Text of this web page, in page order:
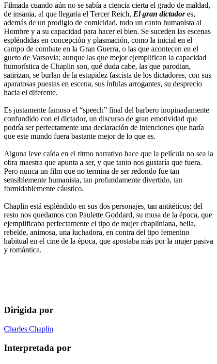
Filmada cuando aún no se sabía a ciencia cierta el grado de maldad,
de insania, al que llegaría el Tercer Reich, El gran dictadores,
además de un prodigio de comicidad, todo un canto humanista al
Hombre y a su capacidad para hacer el bien. Se suceden las escenas
espléndidas en concepción y plasmación, como la inicial en el
campo de combate en la Gran Guerra, o las que acontecen en el
gueto de Varsovia; aunque las que mejor ejemplifican la capacidad
humorística de Chaplin son, qué duda cabe, las que parodian,
satirizan, se burlan de la estupidez fascista de los dictadores, con sus
aparatosas puestas en escena, sus ínfulas arrogantes, su desprecio
hacia el diferente.
Es justamente famoso el “speech” final del barbero inopinadamente
confundido con el dictador, un discurso de gran emotividad que
podría ser perfectamente una declaración de intenciones que haría
que este mundo fuera bastante mejor de lo que es.
Alguna leve caída en el ritmo narrativo hace que la película no sea la
obra maestra que apunta a ser, y que tanto nos gustaría que fuera.
Pero nunca un film que no termina de ser redondo fue tan
sensiblemente humanista, tan profundamente divertido, tan
formidablemente cáustico.
Chaplin está espléndido en sus dos personajes, tan antitéticos; del
resto nos quedamos con Paulette Goddard, su musa de la época, que
ejemplificaba perfectamente el tipo de mujer chapliniana, bella,
rebelde, animosa, una luchadora, en contra del tipo femenino
habitual en el cine de la época, que apostaba más por la mujer pasiva
y romántica.
Dirigida por
Charles Chaplin
Interpretada por